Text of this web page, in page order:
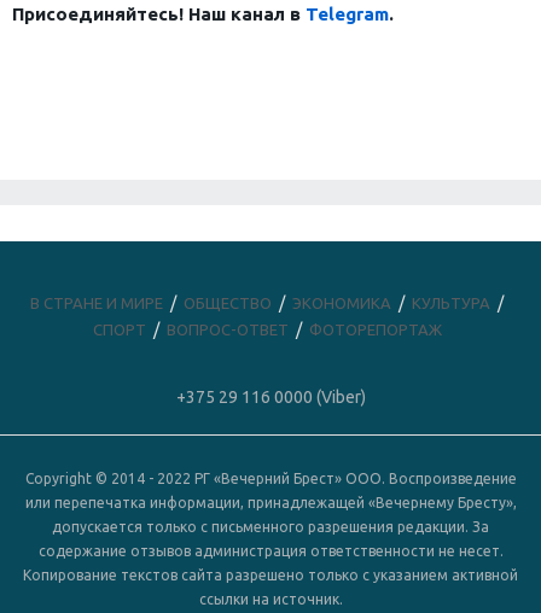
Присоединяйтесь! Наш канал в Telegram.
В СТРАНЕ И МИРЕ ОБЩЕСТВО ЭКОНОМИКА
КУЛЬТУРА
СПОРТ
ВОПРОС-ОТВЕТ ФОТОРЕПОРТАЖ
+375 29 116 0000 (Viber)
Copyright © 2014 - 2022 РГ «Вечерний Брест» ООО. Воспроизведение
или перепечатка информации, принадлежащей «Вечернему Бресту»,
допускается только с письменного разрешения редакции. За
содержание отзывов администрация ответственности не несет.
Копирование текстов сайта разрешено только с указанием активной
ссылки на источник.